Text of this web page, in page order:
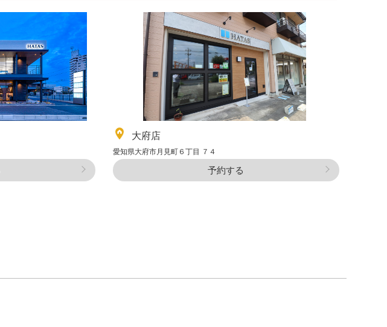
大府店
愛知県大府市月見町６丁目 ７４
予約する